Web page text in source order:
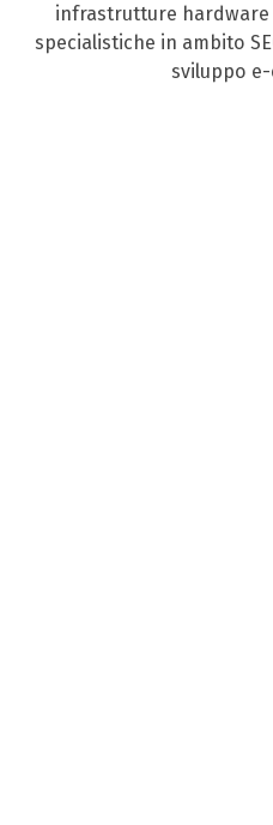
infrastrutture hardware
specialistiche in ambito
sviluppo